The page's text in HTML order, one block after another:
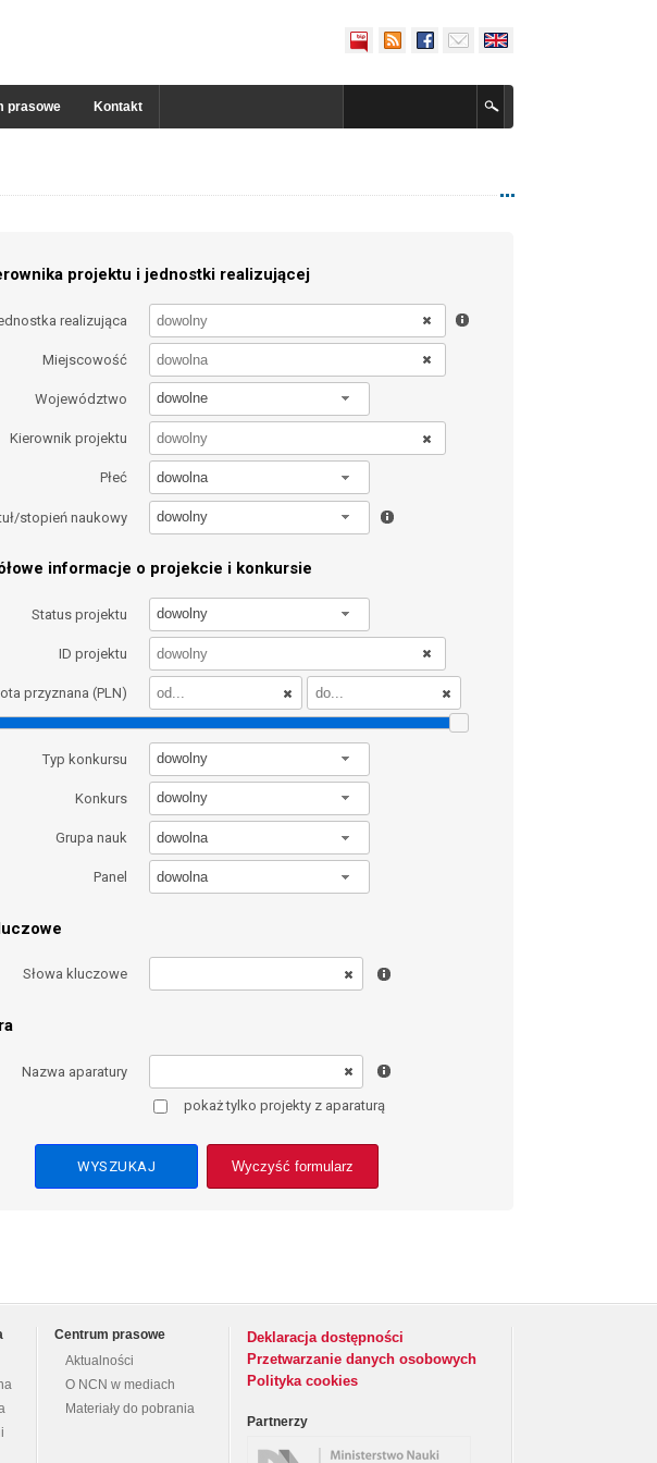
prasowe Kontakt
projektu i jednostki realizującej
realizująca
Miejscowość
Województwo dowolne
Kierownik projektu
Płeć dowolna
stopień naukowy dowolny
informacje o projekcie i konkursie
Status projektu dowolny
ID projektu
przyznana (PLN)
Typ konkursu dowolny
Konkurs dowolny
Grupa nauk dowolna
Panel dowolna
Słowa kluczowe
Nazwa aparatury
pokaż tylko projekty z aparaturą
Wyczyść formularz
Centrum prasowe
Aktualności
O NCN w mediach
Materiały do pobrania
Deklaracja dostępności
Przetwarzanie danych osobowych
Polityka cookies
Partnerzy